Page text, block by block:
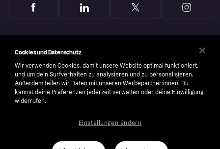
number: 556737-0431
Cookies und Datenschutz
Wir verwenden Cookies, damit unsere Website optimal funktioniert,
und um dein Surfverhalten zu analysieren und zu personalisieren.
Außerdem teilen wir Daten mit unseren Werbepartner:innen. Du
kannst deine Präferenzen jederzeit verwalten oder deine Einwilligung
widerrufen.
Einstellungen ändern